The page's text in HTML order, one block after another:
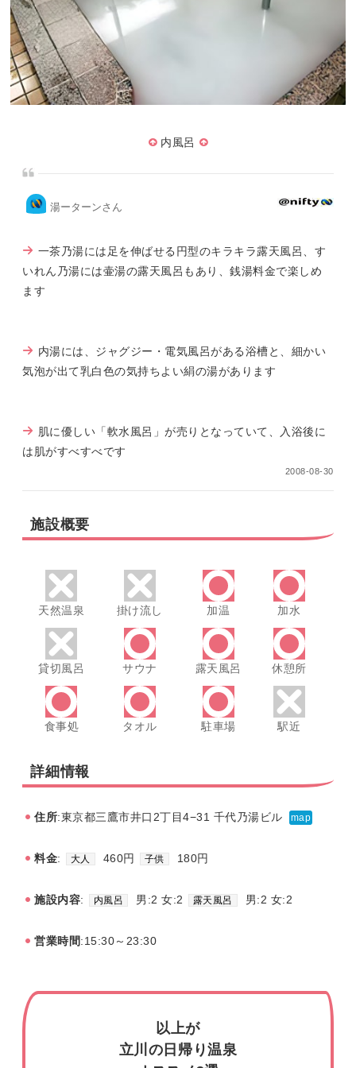
内風呂
湯ーターンさん
一茶乃湯には足を伸ばせる円型のキラキラ露天風呂、す
いれん乃湯には壷湯の露天風呂もあり、銭湯料金で楽しめ
ます
内湯には、ジャグジー・電気風呂がある浴槽と、細かい
気泡が出て乳白色の気持ちよい絹の湯があります
肌に優しい「軟水風呂」が売りとなっていて、入浴後に
は肌がすべすべです
2008-08-30
施設概要
天然温泉 掛け流し 加温 加水
貸切風呂 サウナ 露天風呂 休憩所
食事処 タオル 駐車場 駅近
詳細情報
住所:東京都三鷹市井口2丁目4−31 千代乃湯ビル map
料金: 大人 460円 子供 180円
施設内容: 内風呂 男:2 女:2 露天風呂 男:2 女:2
営業時間:15:30～23:30
以上が
立川の日帰り温泉